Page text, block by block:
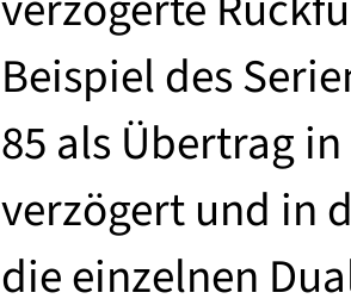
Beispiel des
85 als Übertrag
verzögert und in
die einzelnen